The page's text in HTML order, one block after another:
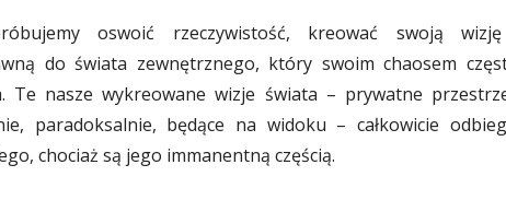
oswoić rzeczywistość, kreować swoją
do świata zewnętrznego, który swoim chaosem
Te nasze wykreowane wizje świata – prywatne
paradoksalnie, będące na widoku – całkowicie
chociaż są jego immanentną częścią.